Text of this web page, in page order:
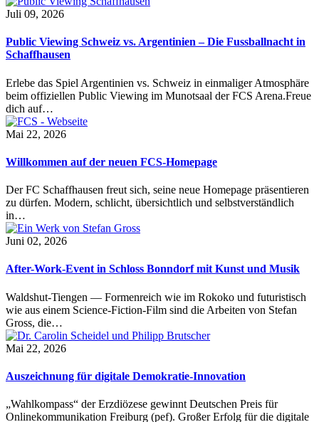
Juli 09, 2026
Public Viewing Schweiz vs. Argentinien – Die Fussballnacht in
Schaffhausen
Erlebe das Spiel Argentinien vs. Schweiz in einmaliger Atmosphäre
beim offiziellen Public Viewing im Munotsaal der FCS Arena.Freue
dich auf…
Mai 22, 2026
Willkommen auf der neuen FCS-Homepage
Der FC Schaffhausen freut sich, seine neue Homepage präsentieren
zu dürfen. Modern, schlicht, übersichtlich und selbstverständlich
in…
Juni 02, 2026
After-Work-Event in Schloss Bonndorf mit Kunst und Musik
Waldshut-Tiengen — Formenreich wie im Rokoko und futuristisch
wie aus einem Science-Fiction-Film sind die Arbeiten von Stefan
Gross, die…
Mai 22, 2026
Auszeichnung für digitale Demokratie-Innovation
„Wahlkompass“ der Erzdiözese gewinnt Deutschen Preis für
Onlinekommunikation Freiburg (pef). Großer Erfolg für die digitale